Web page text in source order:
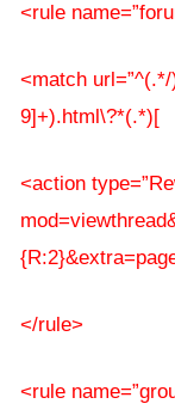
<rule
<match
<action
</rule>
<rule